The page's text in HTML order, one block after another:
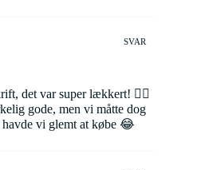
SVAR
det var super lækkert! 👍🏼
gode, men vi måtte dog
vi glemt at købe 😂